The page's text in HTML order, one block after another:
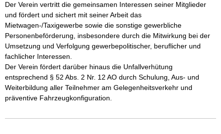
Der Verein vertritt die gemeinsamen Interessen seiner Mitglieder
und fördert und sichert mit seiner Arbeit das
Mietwagen-/Taxigewerbe sowie die sonstige gewerbliche
Personenbeförderung, insbesondere durch die Mitwirkung bei der
Umsetzung und Verfolgung gewerbepolitischer, beruflicher und
fachlicher Interessen.
Der Verein fördert darüber hinaus die Unfallverhütung
entsprechend § 52 Abs. 2 Nr. 12 AO durch Schulung, Aus- und
Weiterbildung aller Teilnehmer am Gelegenheitsverkehr und
präventive Fahrzeugkonfiguration.